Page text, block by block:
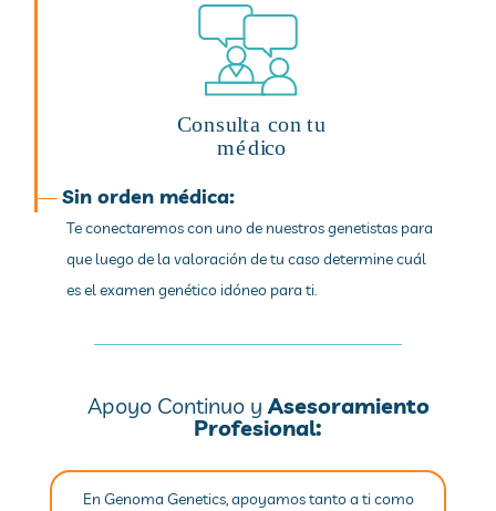
—Sin orden médica:
Te conectaremos con uno de nuestros genetistas para
que luego de la valoración de tu caso determine cuál
es el examen genético idóneo para ti.
Apoyo Continuo yAsesoramiento
Profesional:
En Genoma Genetics, apoyamos tanto a ti como